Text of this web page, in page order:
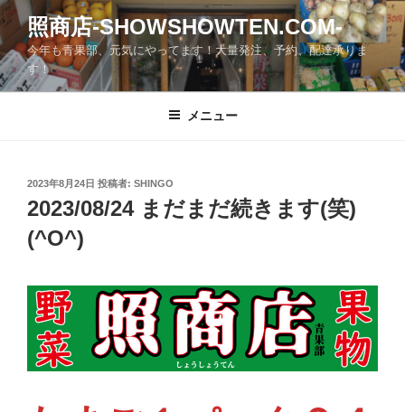
コ
テ
ン
ツ
照商店-SHOWSHOWTEN.COM-
今年も青果部、元気にやってます！大量発注、予約、配達承りま
す！
メニュー
投
稿
日:
2023年8月24日 投稿者: SHINGO
2023/08/24 まだまだ続きます(笑)
(^O^)